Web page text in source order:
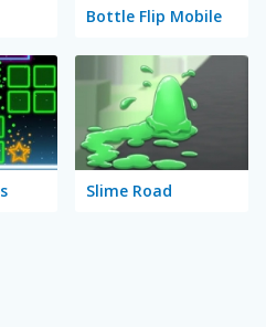
Bottle Flip Mobile
Slime Road